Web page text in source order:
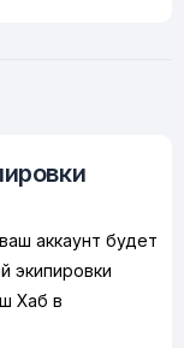
аккаунт будет
экипировки
Хаб в